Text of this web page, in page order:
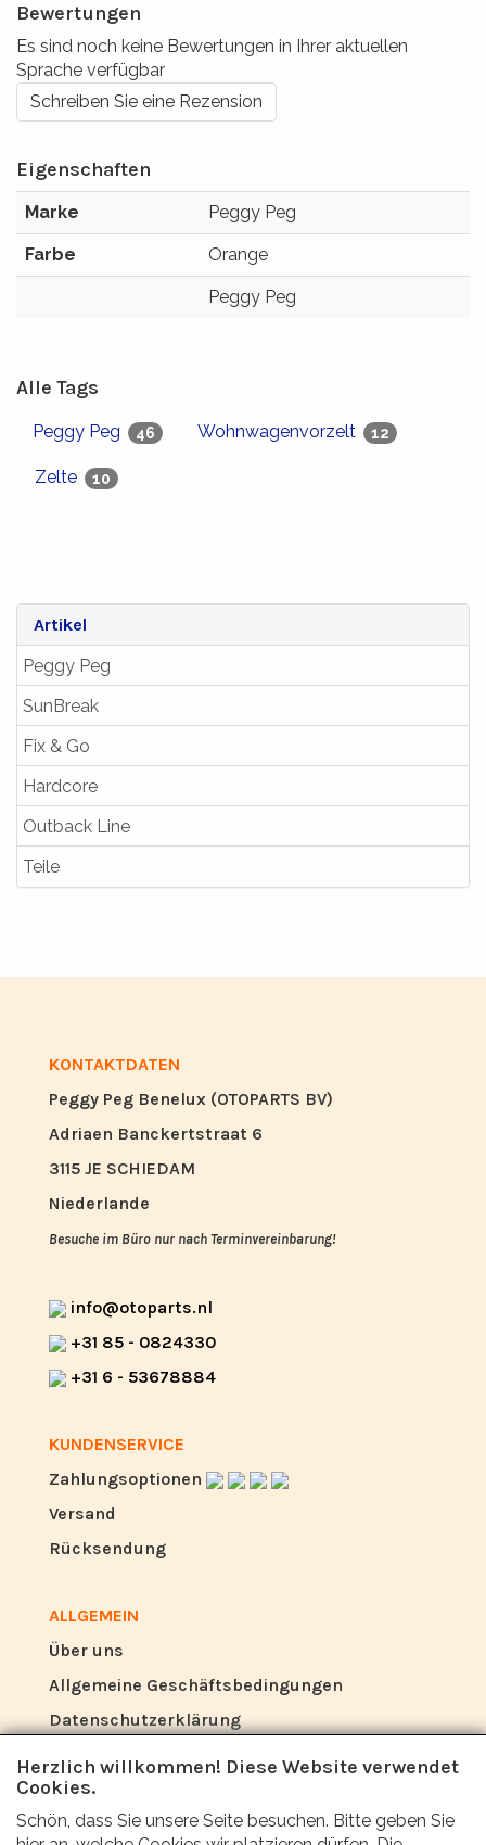
Artikel
Peggy Peg
SunBreak
Fix & Go
Hardcore
Outback Line
Teile
Bewertungen
Es sind noch keine Bewertungen in Ihrer aktuellen
Sprache verfügbar
Schreiben Sie eine Rezension
Eigenschaften
Marke Peggy Peg
Farbe Orange
Peggy Peg
Alle Tags
Peggy Peg 46 Wohnwagenvorzelt 12
Zelte 10
KONTAKTDATEN
Peggy Peg Benelux (OTOPARTS BV)
Adriaen Banckertstraat 6
3115 JE SCHIEDAM
Niederlande
Besuche im Büro nur nach Terminvereinbarung!
info@otoparts.nl
+31 85 - 0824330
+31 6 - 53678884
KUNDENSERVICE
Zahlungsoptionen
Versand
Rücksendung
ALLGEMEIN
Über uns
Allgemeine Geschäftsbedingungen
Datenschutzerklärung
BEWERTUNG
Was sagen andere über uns?
Herzlich willkommen! Diese Website verwendet
Cookies.
Schön, dass Sie unsere Seite besuchen. Bitte geben Sie